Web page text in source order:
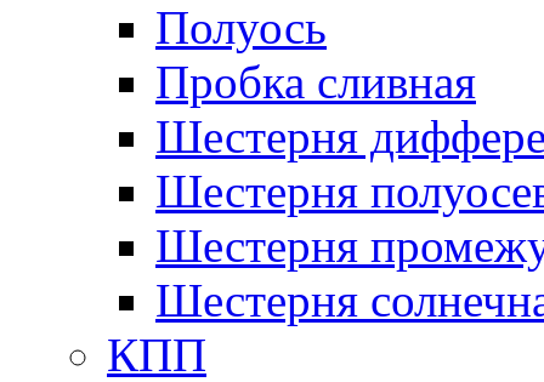
Полуось
Пробка сливная
Шестерня
Шестерня
Шестерня
Шестерня
КПП